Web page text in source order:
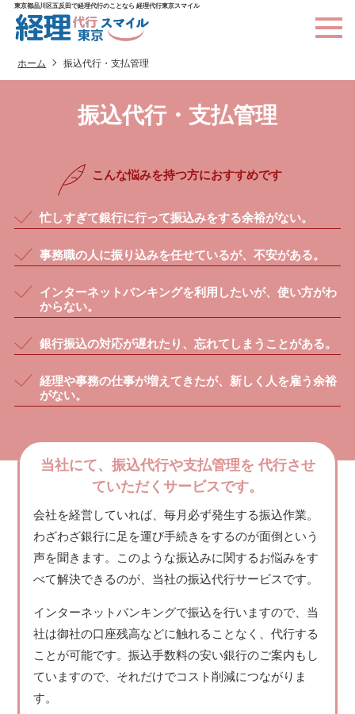
東京都品川区五反田で経理代行のことなら 経理代行東京スマイル
ホーム 振込代行・支払管理
振込代行・支払管理
こんな悩みを持つ方におすすめです
忙しすぎて銀行に行って振込みをする余裕がない。
事務職の人に振り込みを任せているが、不安がある。
インターネットバンキングを利用したいが、使い方がわ
からない。
銀行振込の対応が遅れたり、忘れてしまうことがある。
経理や事務の仕事が増えてきたが、新しく人を雇う余裕
がない。
当社にて、振込代行や支払管理を 代行させ
ていただくサービスです。
会社を経営していれば、毎月必ず発生する振込作業。
わざわざ銀行に足を運び手続きをするのが面倒という
声を聞きます。このような振込みに関するお悩みをす
べて解決できるのが、当社の振込代行サービスです。
インターネットバンキングで振込を行いますので、当
社は御社の口座残高などに触れることなく、代行する
ことが可能です。振込手数料の安い銀行のご案内もし
ていますので、それだけでコスト削減につながりま
す。